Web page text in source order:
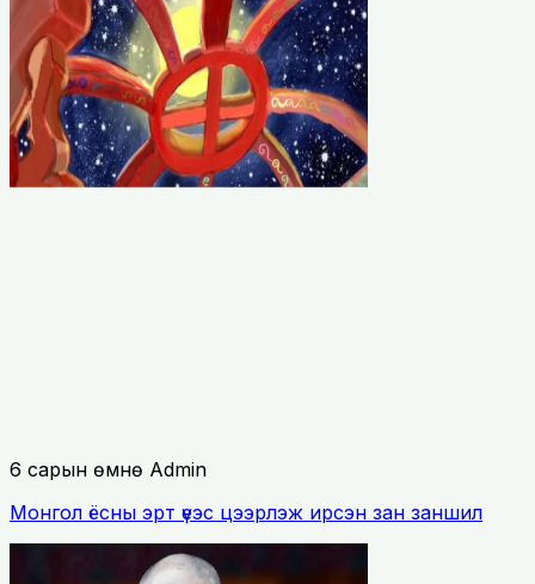
6 сарын өмнө Admin
Монгол ёсны эрт үеэс цээрлэж ирсэн зан заншил